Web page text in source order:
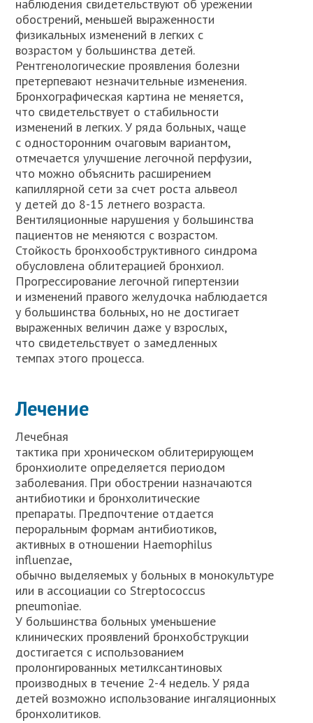
наблюдения свидетельствуют об урежении
обострений, меньшей выраженности
физикальных изменений в легких с
возрастом у большинства детей.
Рентгенологические проявления болезни
претерпевают незначительные изменения.
Бронхографическая картина не меняется,
что свидетельствует о стабильности
изменений в легких. У ряда больных, чаще
с односторонним очаговым вариантом,
отмечается улучшение легочной перфузии,
что можно объяснить расширением
капиллярной сети за счет роста альвеол
у детей до 8-15 летнего возраста.
Вентиляционные нарушения у большинства
пациентов не меняются с возрастом.
Стойкость бронхообструктивного синдрома
обусловлена облитерацией бронхиол.
Прогрессирование легочной гипертензии
и изменений правого желудочка наблюдается
у большинства больных, но не достигает
выраженных величин даже у взрослых,
что свидетельствует о замедленных
темпах этого процесса.
Лечение
Лечебная
тактика при хроническом облитерирующем
бронхиолите определяется периодом
заболевания. При обострении назначаются
антибиотики и бронхолитические
препараты. Предпочтение отдается
пероральным формам антибиотиков,
активных в отношении Haеmophilus
influenzae,
обычно выделяемых у больных в монокультуре
или в ассоциации со Streptococcus
pneumoniae.
У большинства больных уменьшение
клинических проявлений бронхобструкции
достигается с использованием
пролонгированных метилксантиновых
производных в течение 2-4 недель. У ряда
детей возможно использование ингаляционных
бронхолитиков.